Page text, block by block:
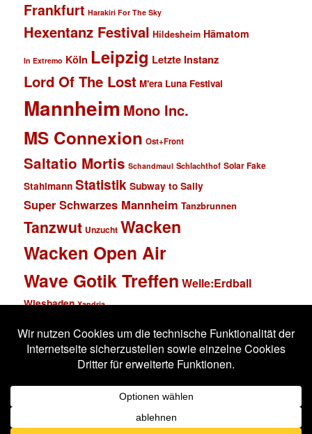
Frankfurt Harakiri For The Sky
Hexentanz Festival Hildesheim Hämatom
In Extremo Köln Leipzig Letzte Instanz
Lord Of The Lost M'era Luna Festival
Mannheim Mono Inc.
MS Connexion Ost+Front
Saltatio Mortis Schandmaul Schlachthof Solar Fake
Stahlmann Statistik Subway to Sally
Super Schwarzes Mannheim Tanzbrunnen
Tanzwut Unzucht Wacken
Wacken Open Air
Wave Gotik Treffen Welle:Erdball
Wiesbaden Xandria
Impressum
Stolz präsentiert von WordPress